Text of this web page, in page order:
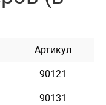
шлифовки и
шерсти
Артикул
90121
90131